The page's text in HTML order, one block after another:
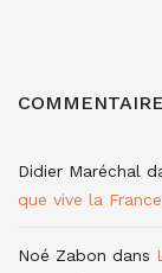
Didier Maréchal
que vive la
Noé Zabon dans